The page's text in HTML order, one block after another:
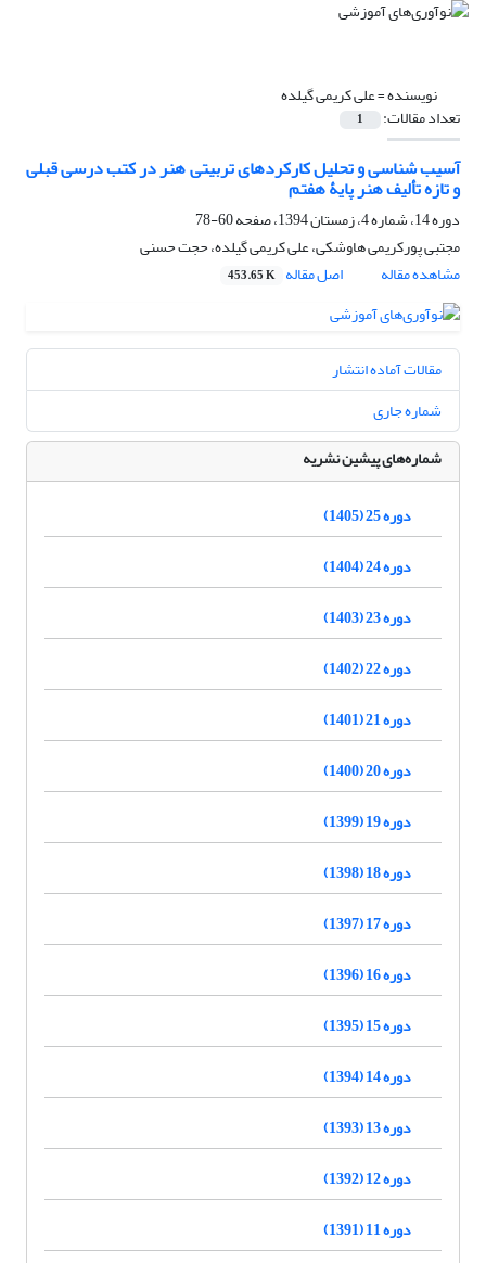
نویسنده =علی کریمی گیلده
تعداد مقالات: 1
آسیب شناسی و تحلیل کارکردهای تربیتی هنر در کتب درسی قبلی
و تازه تألیف هنر پایۀ هفتم
دوره 14، شماره 4، زمستان 1394، صفحه
60-78
مجتبی پورکریمی هاوشکی، علی کریمی گیلده، حجت حسنی
مشاهده مقاله
اصل مقاله 453.65 K
مقالات آماده انتشار
شماره جاری
شماره‌های پیشین نشریه
دوره 25 (1405)
دوره 24 (1404)
دوره 23 (1403)
دوره 22 (1402)
دوره 21 (1401)
دوره 20 (1400)
دوره 19 (1399)
دوره 18 (1398)
دوره 17 (1397)
دوره 16 (1396)
دوره 15 (1395)
دوره 14 (1394)
دوره 13 (1393)
دوره 12 (1392)
دوره 11 (1391)